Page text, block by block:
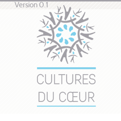
Version 0.1